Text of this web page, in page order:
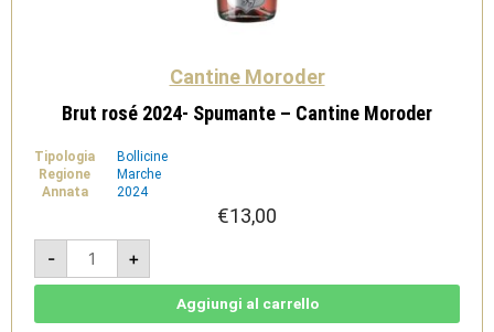
Cantine Moroder
Brut rosé 2024- Spumante – Cantine Moroder
Tipologia
Bollicine
Regione
Marche
Annata
2024
€13,00
-
Brut
rosé
2024-
Spumante
+
Aggiungi al carrello